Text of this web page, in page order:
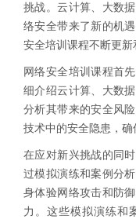
挑战。云计算、大数
络安全带来了新的机
安全培训课程不断更新
网络安全培训课程首
细介绍云计算、大数
分析其带来的安全风
技术中的安全隐患，确
在应对新兴挑战的同
过模拟演练和案例分
身体验网络攻击和防
力。这些模拟演练和